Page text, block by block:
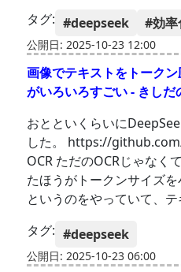
タグ: #deepseek #効率
公開日: 2025-10-23 12:00
画像でテキストをトーク
がいろいろすごい - きし
おとといくらいに
した。 https://
OCR ただのOCRじゃなく
たほうがトークンサイズを
というのをやっていて、
タグ: #deepseek
公開日: 2025-10-23 06:00